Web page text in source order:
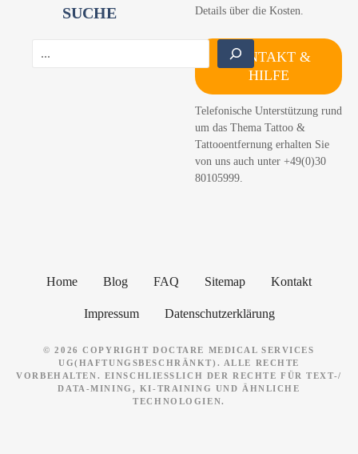
SUCHE
Details über die Kosten.
KONTAKT &
HILFE
Telefonische Unterstützung rund
um das Thema Tattoo &
Tattooentfernung erhalten Sie
von uns auch unter +49(0)30
80105999.
Home Blog FAQ Sitemap Kontakt
Impressum Datenschutzerklärung
© 2026 COPYRIGHT DOCTARE MEDICAL SERVICES
UG(HAFTUNGSBESCHRÄNKT). ALLE RECHTE
VORBEHALTEN. EINSCHLIESSLICH DER RECHTE FÜR TEXT-/ D
ATA-MINING, KI-TRAINING UND ÄHNLICHE T
ECHNOLOGIEN.